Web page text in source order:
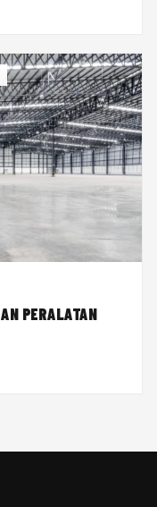
PERALATAN